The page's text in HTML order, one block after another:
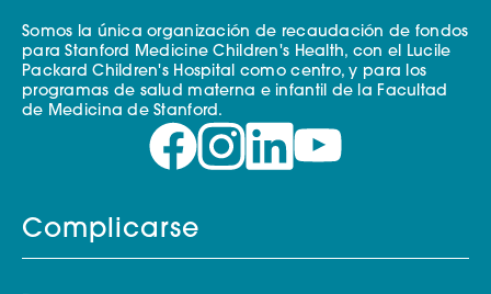
Somos la única organización de recaudación de fondos
para Stanford Medicine Children's Health, con el Lucile
Packard Children's Hospital como centro, y para los
programas de salud materna e infantil de la Facultad
de Medicina de Stanford.
Complicarse